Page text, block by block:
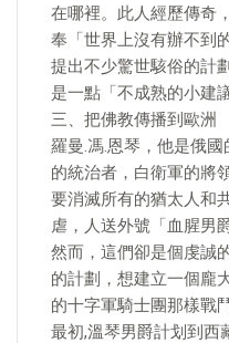
在哪裡。此人經歷傳奇
奉「世界上沒有辦不到
提出不少驚世駭俗的計
是一點「不成熟的小建議
三、把佛教傳播到歐洲
羅曼.馮.恩琴，他是俄
的統治者，白衛軍的將
要消滅所有的猶太人和
虐，人送外號「血腥男爵
然而，這們卻是個虔誠
的計劃，想建立一個龐
的十字軍騎士團那樣戰
最初,溫琴男爵計划到西